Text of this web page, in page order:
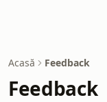
Acasă Feedback
Feedback